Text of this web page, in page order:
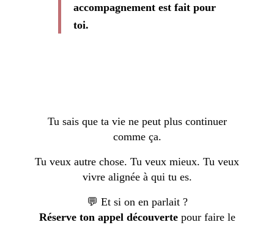
accompagnement est fait pour
toi.
Tu sais que ta vie ne peut plus continuer
comme ça.
Tu veux autre chose. Tu veux mieux. Tu veux
vivre alignée à qui tu es.
💬 Et si on en parlait ?
Réserve ton appel découvertepour faire le